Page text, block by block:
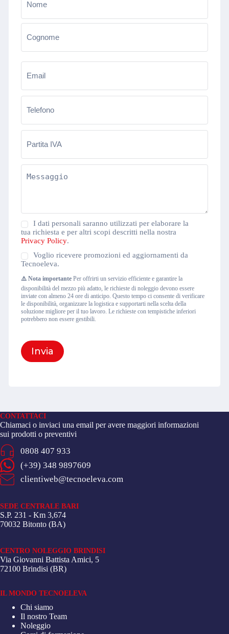
Email
Telefono
Partita
IVA
Messaggio
Privacy
Policy(Obbligatorio)
I dati personali saranno utilizzati per elaborare la
tua richiesta e per altri scopi descritti nella nostra
Privacy Policy.
Newsletter
Voglio ricevere promozioni ed aggiornamenti da
Tecnoeleva.
⚠️ Nota importante Per offrirti un servizio efficiente e garantire la
disponibilità del mezzo più adatto, le richieste di noleggio devono essere
inviate con almeno 24 ore di anticipo. Questo tempo ci consente di verificare
le disponibilità, organizzare la logistica e supportarti nella scelta della
soluzione migliore per il tuo lavoro. Le richieste con tempistiche inferiori
potrebbero non essere gestibili.
Invia
CONTATTACI
Chiamaci o inviaci una email per avere maggiori informazioni
sui prodotti o preventivi
0808 407 933
(+39) 348 9897609
clientiweb@tecnoeleva.com
SEDE CENTRALE BARI
S.P. 231 - Km 3,674
70032 Bitonto (BA)
CENTRO NOLEGGIO BRINDISI
Via Giovanni Battista Amici, 5
72100 Brindisi (BR)
IL MONDO TECNOELEVA
Chi siamo
Il nostro Team
Noleggio